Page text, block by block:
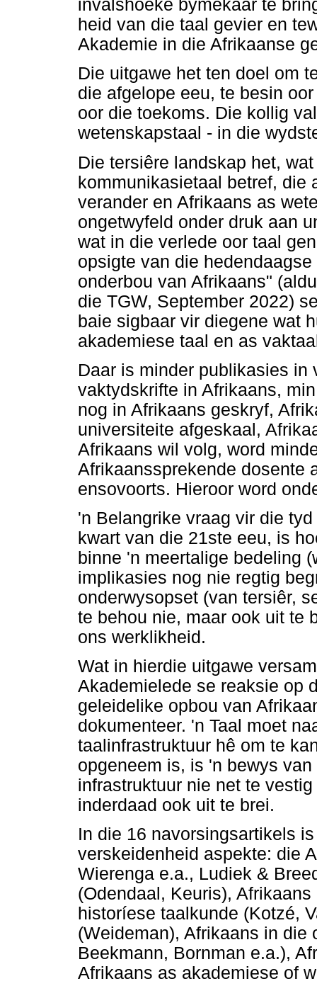
invalshoeke bymekaar te
heid van die taal gevier en
Akademie in die Afrikaanse
Die uitgawe het ten doel om
die afgelope eeu, te besin
oor die toekoms. Die kollig
wetenskapstaal - in die
Die tersiêre landskap het,
kommunikasietaal betref, die
verander en Afrikaans as
ongetwyfeld onder druk aan
wat in die verlede oor taal
opsigte van die
onderbou van Afrikaans"
die TGW, September 2022)
baie sigbaar vir diegene wat
akademiese taal en as
Daar is minder publikasies
vaktydskrifte in Afrikaans,
nog in Afrikaans geskryf,
universiteite afgeskaal,
Afrikaans wil volg, word
Afrikaanssprekende dosente
ensovoorts. Hieroor word
'n Belangrike vraag vir die
kwart van die 21ste eeu, is
binne 'n meertalige bedeling
implikasies nog nie regtig
onderwysopset (van tersiêr,
te behou nie, maar ook uit te
ons werklikheid.
Wat in hierdie uitgawe
Akademielede se reaksie op
geleidelike opbou van
dokumenteer. 'n Taal moet
taalinfrastruktuur hê om te
opgeneem is, is 'n bewys
infrastruktuur nie net te
inderdaad ook uit te brei.
In die 16 navorsingsartikels
verskeidenheid aspekte: die
Wierenga e.a., Ludiek &
(Odendaal, Keuris),
historíese taalkunde (Kotzé,
(Weideman), Afrikaans in die
Beekmann, Bornman e.a.),
Afrikaans as akademiese of